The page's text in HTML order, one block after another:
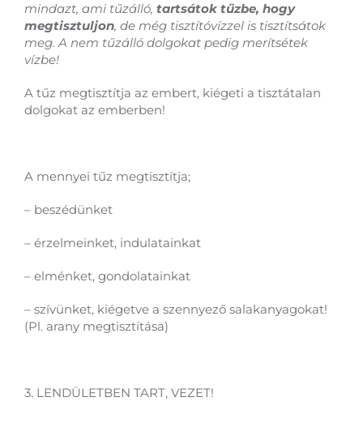
mindazt, ami tűzálló, tartsátok tűzbe, hogy
megtisztuljon, de még tisztítóvízzel is tisztítsátok
meg. A nem tűzálló dolgokat pedig merítsétek
vízbe!
A tűz megtisztítja az embert, kiégeti a tisztátalan
dolgokat az emberben!
A mennyei tűz megtisztítja;
– beszédünket
– érzelmeinket, indulatainkat
– elménket, gondolatainkat
– szívünket, kiégetve a szennyező salakanyagokat!
(Pl. arany megtisztítása)
3. LENDÜLETBEN TART, VEZET!